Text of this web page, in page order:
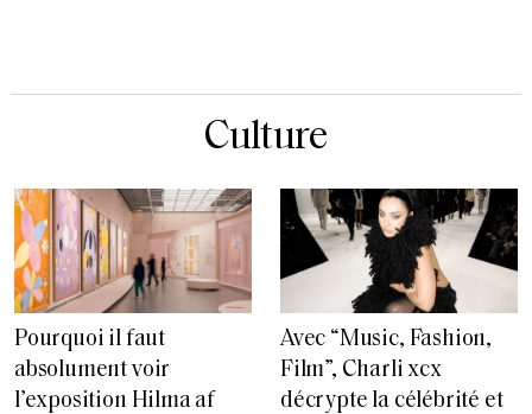
Culture
Pourquoi il faut
absolument voir
l’exposition Hilma af
Avec “Music, Fashion,
Film”, Charli xcx
décrypte la célébrité et